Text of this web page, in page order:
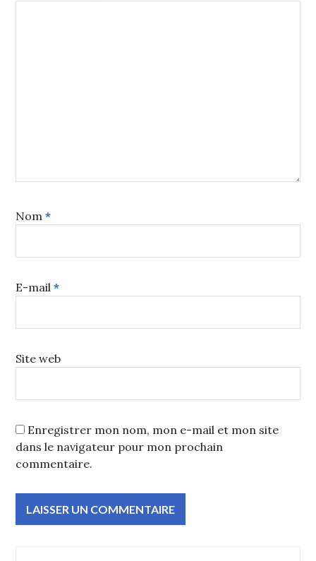
Nom*
E-mail*
Site web
Enregistrer mon nom, mon e-mail et mon site
dans le navigateur pour mon prochain
commentaire.